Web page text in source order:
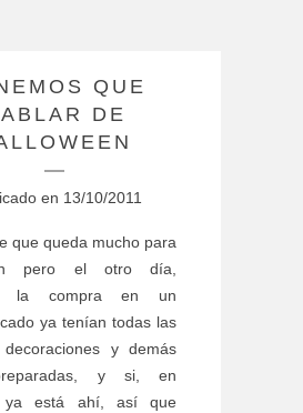
QUE
DE
en 13/10/2011
que queda mucho para
pero el otro día,
la compra en un
ya tenían todas las
decoraciones y demás
y si, en
ya está ahí, así que